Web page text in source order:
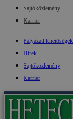
Sajtóközlemény
Karrier
Pályázati lehetőségek
Hírek
Sajtóközlemény
Karrier